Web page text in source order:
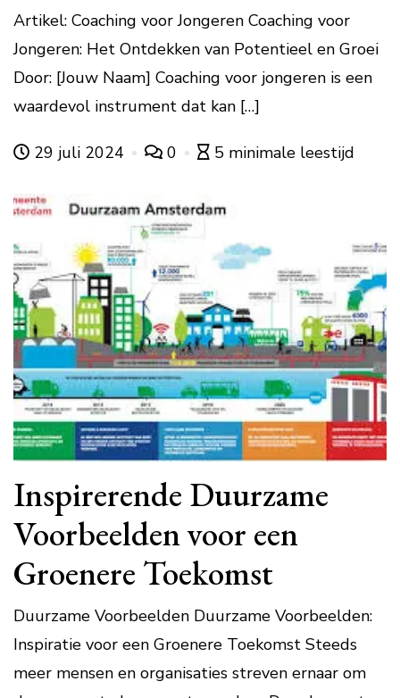
Artikel: Coaching voor Jongeren Coaching voor
Jongeren: Het Ontdekken van Potentieel en Groei
Door: [Jouw Naam] Coaching voor jongeren is een
waardevol instrument dat kan […]
29 juli 2024 0 5 minimale leestijd
Inspirerende Duurzame
Voorbeelden voor een
Groenere Toekomst
Duurzame Voorbeelden Duurzame Voorbeelden:
Inspiratie voor een Groenere Toekomst Steeds
meer mensen en organisaties streven ernaar om